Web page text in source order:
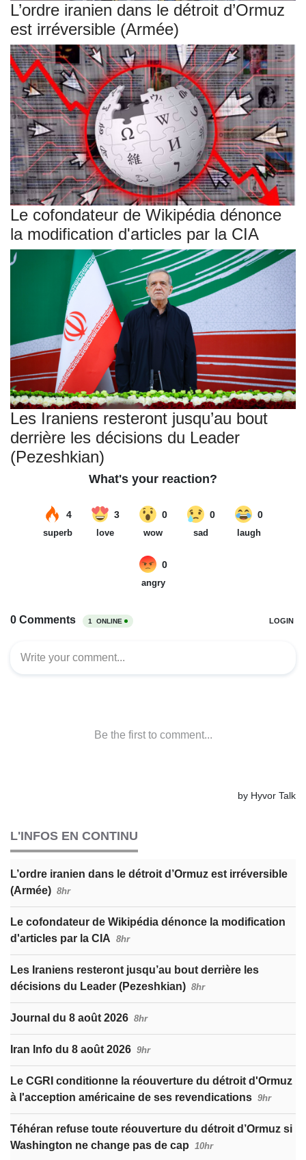
L’ordre iranien dans le détroit d’Ormuz
est irréversible (Armée)
Le cofondateur de Wikipédia dénonce
la modification d'articles par la CIA
Les Iraniens resteront jusqu’au bout
derrière les décisions du Leader
(Pezeshkian)
L'INFOS EN CONTINU
L’ordre iranien dans le détroit d’Ormuz est irréversible
(Armée) 8hr
Le cofondateur de Wikipédia dénonce la modification
d'articles par la CIA 8hr
Les Iraniens resteront jusqu’au bout derrière les
décisions du Leader (Pezeshkian) 8hr
Journal du 8 août 2026 8hr
Iran Info du 8 août 2026 9hr
Le CGRI conditionne la réouverture du détroit d'Ormuz
à l'acception américaine de ses revendications 9hr
Téhéran refuse toute réouverture du détroit d’Ormuz si
Washington ne change pas de cap 10hr